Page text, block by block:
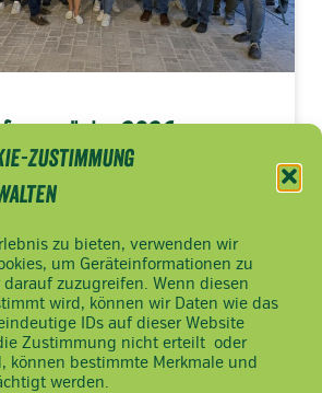
Zustimmung
zu bieten, verwenden wir
um Geräteinformationen zu
zuzugreifen. Wenn diesen
wird, können wir Daten wie das
IDs auf dieser Website
Zustimmung nicht erteilt oder
können bestimmte Merkmale und
werden.
2026
Hinweis